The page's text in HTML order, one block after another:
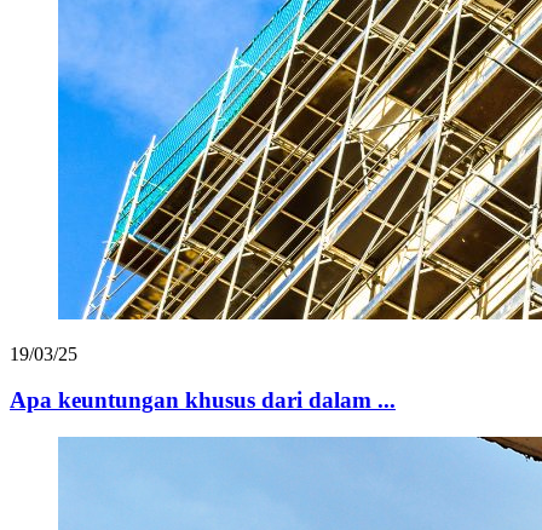
19/03/25
Apa keuntungan khusus dari dalam ...